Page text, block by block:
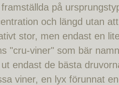
på
och längd utan
stor, men endast en
"cru-viner" som bär
endast de bästa
viner, en lyx förunnat